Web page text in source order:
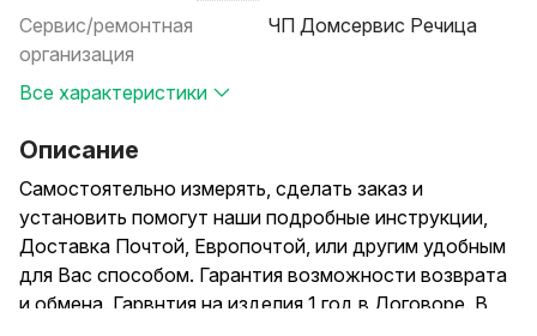
Сервис/ремонтная
организация
ЧП Домсервис Речица
Все характеристики
Описание
Самостоятельно измерять, сделать заказ и
установить помогут наши подробные инструкции,
Доставка Почтой, Европочтой, или другим удобным
для Вас способом. Гарантия возможности возврата
и обмена. Гарвнтия на изделия 1 год в Договоре. В